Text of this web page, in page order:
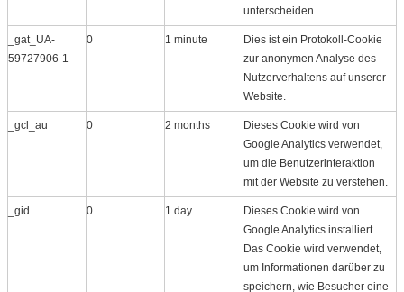
unterscheiden.
_gat_UA-
59727906-1
0 1 minute
Dies ist ein Protokoll​-Cookie
zur anonymen Analyse des
Nutzerverhaltens auf unserer
Website.
_gcl_au 0 2 months
Dieses Cookie wird von
Google Analytics verwendet,
um die Benutzerinteraktion
mit der Website zu verstehen.
_gid 0 1 day
Dieses Cookie wird von
Google Analytics installiert.
Das Cookie wird verwendet,
um Informationen darüber zu
speichern, wie Besucher eine